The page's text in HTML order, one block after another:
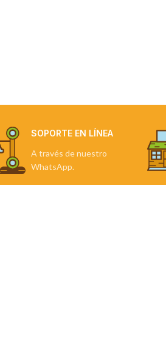
SOPORTE EN LÍNEA
A través de nuestro
WhatsApp.